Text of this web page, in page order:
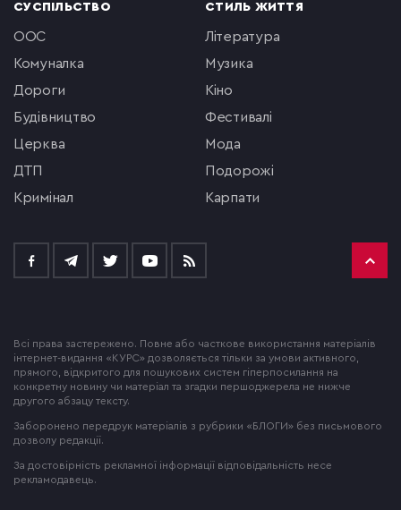
СУСПІЛЬСТВО
ООС
комуналка
Дороги
будівництво
церква
ДТП
кримінал
СТИЛЬ ЖИТТЯ
література
музика
кіно
фестивалі
мода
подорожі
Карпати
Всі права застережено. Повне або часткове використання матеріалів
інтернет-видання «КУРС» дозволяється тільки за умови активного,
прямого, відкритого для пошукових систем гіперпосилання на
конкретну новину чи матеріал та згадки першоджерела не нижче
другого абзацу тексту.
Заборонено передрук матеріалів з рубрики «БЛОГИ» без письмового
дозволу редакції.
За достовірність рекламної інформації відповідальність несе
рекламодавець.